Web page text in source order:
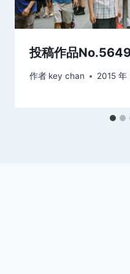
投稿作品
作者 key chan 2015 年